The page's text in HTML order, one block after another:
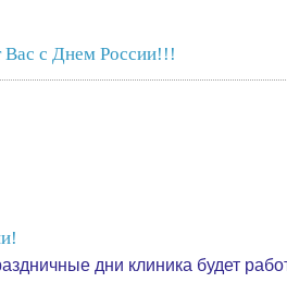
Вас с Днем России!!!
дни клиника будет